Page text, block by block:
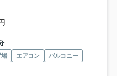
場 エアコン
バルコニー